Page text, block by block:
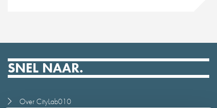
SNEL NAAR.
Over CityLab010